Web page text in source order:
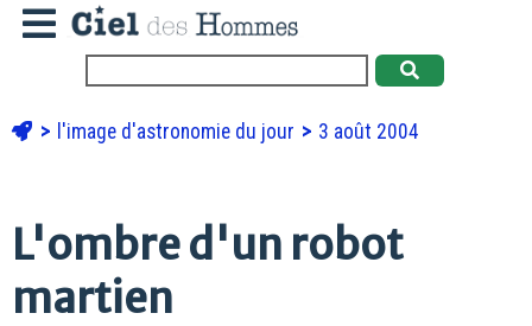
l'image d'astronomie du jour 3 août 2004
L'ombre d'un robot
martien